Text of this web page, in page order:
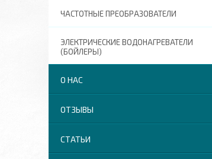
ЧАСТОТНЫЕ ПРЕОБРАЗОВАТЕЛИ
ЭЛЕКТРИЧЕСКИЕ ВОДОНАГРЕВАТЕЛИ
(БОЙЛЕРЫ)
О НАС
ОТЗЫВЫ
СТАТЬИ